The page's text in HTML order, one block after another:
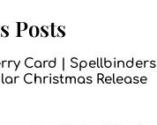
Posts
Card | Spellbinders
Christmas Release